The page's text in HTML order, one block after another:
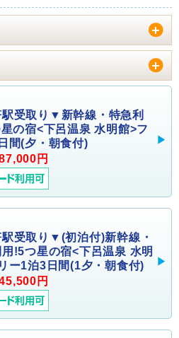
受取り▼新幹線・特急利
の宿<下呂温泉 水明館>フ
間(夕・朝食付)
円
受取り▼(初泊付)新幹線・
!5つ星の宿<下呂温泉 水明
ー1泊3日間(1夕・朝食付)
円